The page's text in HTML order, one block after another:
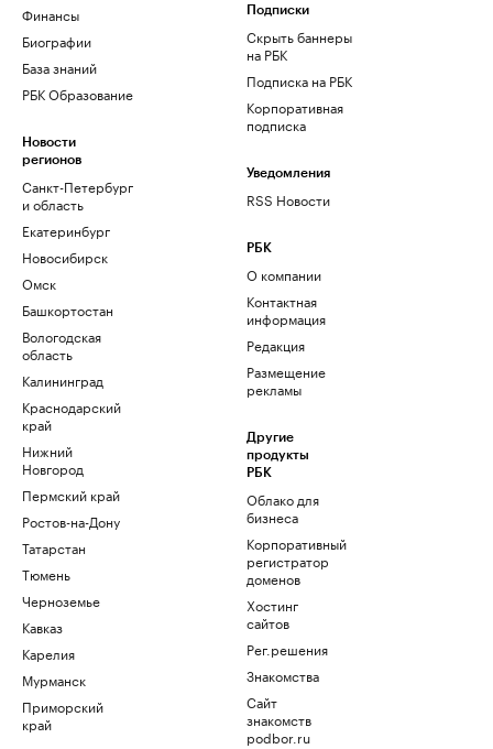
Финансы
Биографии
База знаний
РБК Образование
Новости
регионов
Санкт-Петербург
и область
Екатеринбург
Новосибирск
Омск
Башкортостан
Вологодская
область
Калининград
Краснодарский
край
Нижний
Новгород
Пермский край
Ростов-на-Дону
Татарстан
Тюмень
Черноземье
Кавказ
Карелия
Мурманск
Приморский
край
Подписки
Скрыть баннеры
на РБК
Подписка на РБК
Корпоративная
подписка
Уведомления
RSS Новости
РБК
О компании
Контактная
информация
Редакция
Размещение
рекламы
Другие
продукты
РБК
Облако для
бизнеса
Корпоративный
регистратор
доменов
Хостинг
сайтов
Рег.решения
Знакомства
Сайт
знакомств
podbor.ru